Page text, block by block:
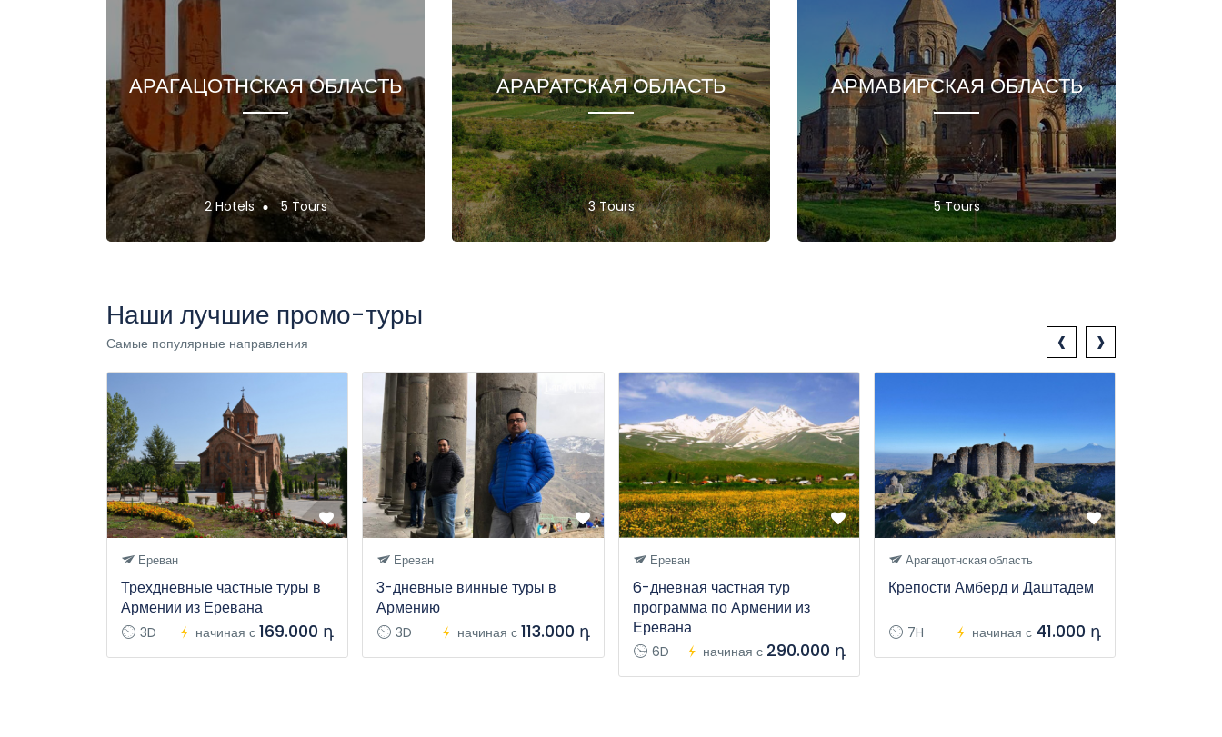
АРАГАЦОТНСКАЯ ОБЛАСТЬ
2 Hotels 5 Tours
АРАРАТСКАЯ OБЛАСТЬ
3 Tours
АРМАВИРСКАЯ ОБЛАСТЬ
5 Tours
Наши лучшие промо-туры
Самые популярные направления
Ереван
Трехдневные частные туры в
Армении из Еревана
3D начиная с 169.000 դ
Ереван
3-дневные винные туры в
Армению
3D начиная с 113.000 դ
Ереван
6-дневная частная тур
программа по Армении из
Еревана
6D начиная с 290.000 դ
Арагацотнская область
Крепости Амберд и Даштадем
7H начиная с 41.000 դ
‹ ›